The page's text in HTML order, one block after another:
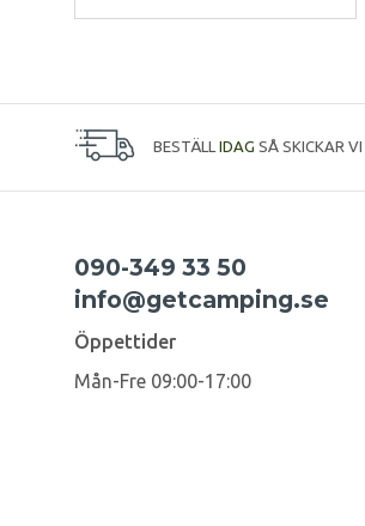
BESTÄLL IDAG SÅ SKICKAR VI
090-349 33 50
info@getcamping.se
Öppettider
Mån-Fre 09:00-17:00